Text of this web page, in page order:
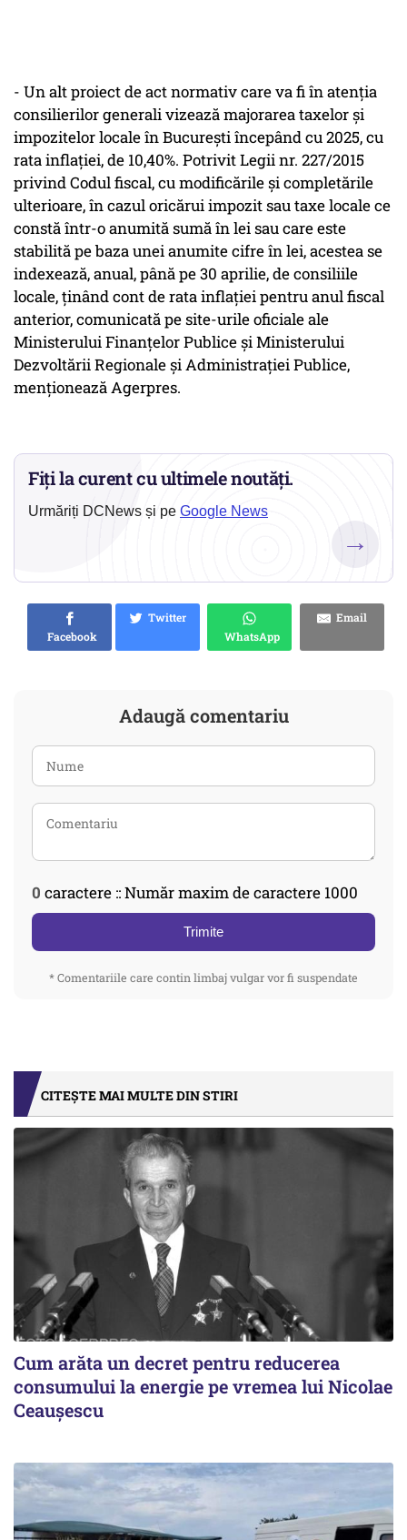
- Un alt proiect de act normativ care va fi în atenţia
consilierilor generali vizează majorarea taxelor şi
impozitelor locale în Bucureşti începând cu 2025, cu
rata inflaţiei, de 10,40%. Potrivit Legii nr. 227/2015
privind Codul fiscal, cu modificările şi completările
ulterioare, în cazul oricărui impozit sau taxe locale ce
constă într-o anumită sumă în lei sau care este
stabilită pe baza unei anumite cifre în lei, acestea se
indexează, anual, până pe 30 aprilie, de consiliile
locale, ţinând cont de rata inflaţiei pentru anul fiscal
anterior, comunicată pe site-urile oficiale ale
Ministerului Finanţelor Publice şi Ministerului
Dezvoltării Regionale şi Administraţiei Publice,
menționează Agerpres.
Fiți la curent cu ultimele noutăți.
Urmăriți DCNews și pe Google News
→
Facebook
Twitter
WhatsApp
Email
Adaugă comentariu
0 caractere :: Număr maxim de caractere 1000
Trimite
* Comentariile care contin limbaj vulgar vor fi suspendate
CITEȘTE MAI MULTE DIN STIRI
Cum arăta un decret pentru reducerea
consumului la energie pe vremea lui Nicolae
Ceaușescu